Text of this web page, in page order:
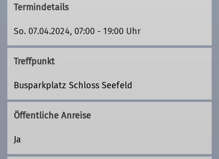
Termindetails
So. 07.04.2024, 07:00 - 19:00 Uhr
Treffpunkt
Busparkplatz Schloss Seefeld
Öffentliche Anreise
Ja